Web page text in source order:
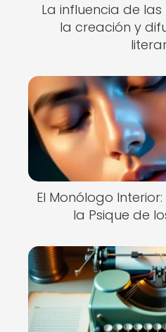
La influencia de
la creación y
El Monólogo
la Psique de